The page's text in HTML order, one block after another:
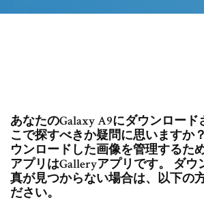
あなたのGalaxy A9にダウンロー
こで探すべきか疑問に思いますか
ウンロードした画像を管理するた
アプリはGalleryアプリです。 ダウ
真が見つからない場合は、以下の
ださい。